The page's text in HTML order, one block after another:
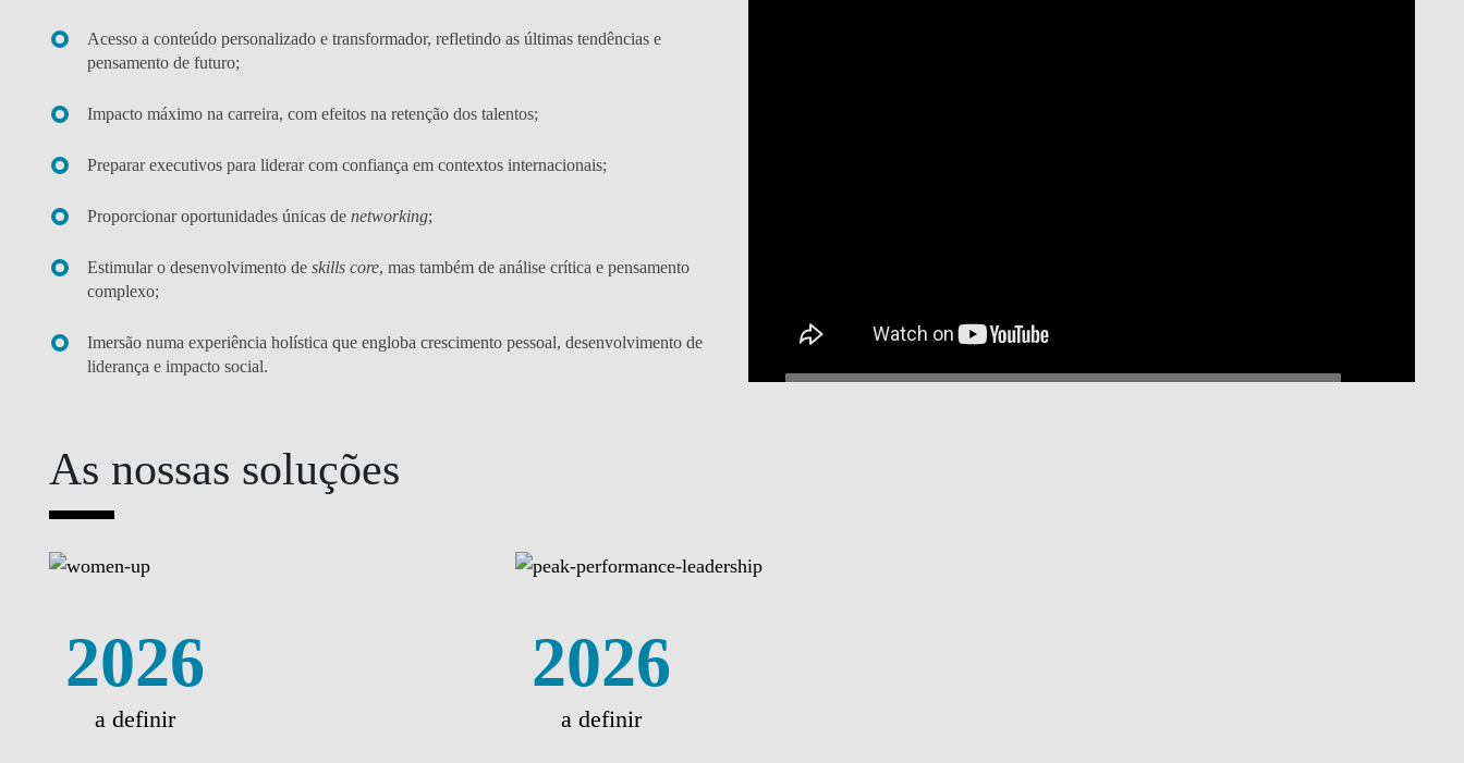
Acesso a conteúdo personalizado e transformador, refletindo as últimas tendências e
pensamento de futuro;
Impacto máximo na carreira, com efeitos na retenção dos talentos;
Preparar executivos para liderar com confiança em contextos internacionais;
Proporcionar oportunidades únicas de networking;
Estimular o desenvolvimento de skills core, mas também de análise crítica e pensamento
complexo;
Imersão numa experiência holística que engloba crescimento pessoal, desenvolvimento de
liderança e impacto social.
As nossas soluções
2026
a definir
2026
a definir